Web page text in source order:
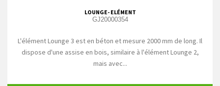
LOUNGE- ELÉMENT
GJ20000354
L'élément Lounge 3 est en béton et mesure 2000 mm de long. Il
dispose d'une assise en bois, similaire à l'élément Lounge 2,
mais avec...